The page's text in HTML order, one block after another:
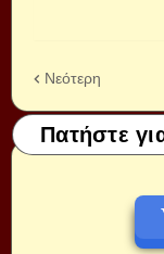
Νεότερη
Πατήστε